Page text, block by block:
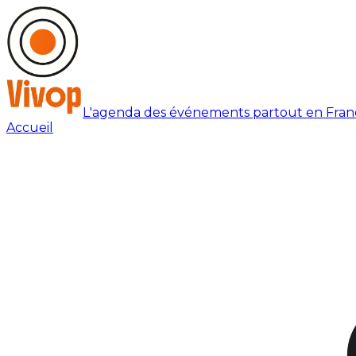
L'agenda des événements partout en
Accueil